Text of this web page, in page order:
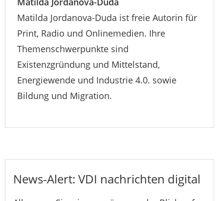
Matilda Jordanova-Duda ist freie Autorin für
Print, Radio und Onlinemedien. Ihre
Themenschwerpunkte sind
Existenzgründung und Mittelstand,
Energiewende und Industrie 4.0. sowie
Bildung und Migration.
News-Alert: VDI nachrichten digital